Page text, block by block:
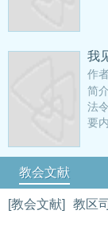
我
作
简
法
要
教会文献
[教会文献] 教区